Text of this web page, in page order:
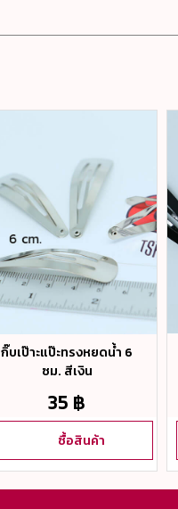
กิ๊บเป๊าะแป๊ะทรงหยดน้ำ 6
ซม. สีเงิน
35 ฿
ซื้อสินค้า